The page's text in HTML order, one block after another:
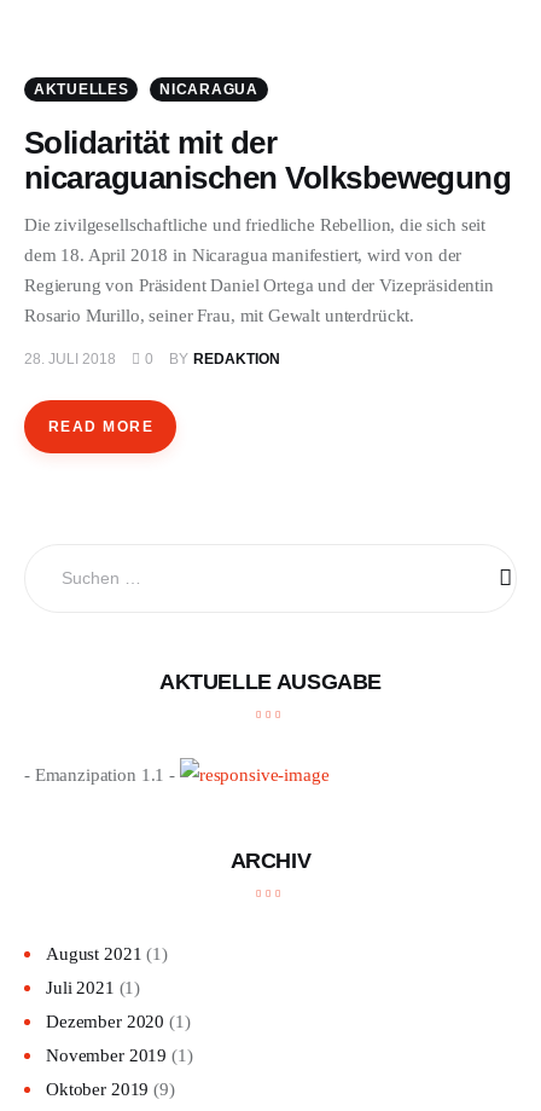
AKTUELLES NICARAGUA
Solidarität mit der
nicaraguanischen Volksbewegung
Die zivilgesellschaftliche und friedliche Rebellion, die sich seit
dem 18. April 2018 in Nicaragua manifestiert, wird von der
Regierung von Präsident Daniel Ortega und der Vizepräsidentin
Rosario Murillo, seiner Frau, mit Gewalt unterdrückt.
28. JULI 2018 0 BY REDAKTION
READ MORE
AKTUELLE AUSGABE
- Emanzipation 1.1 -
ARCHIV
August 2021 (1)
Juli 2021 (1)
Dezember 2020 (1)
November 2019 (1)
Oktober 2019 (9)